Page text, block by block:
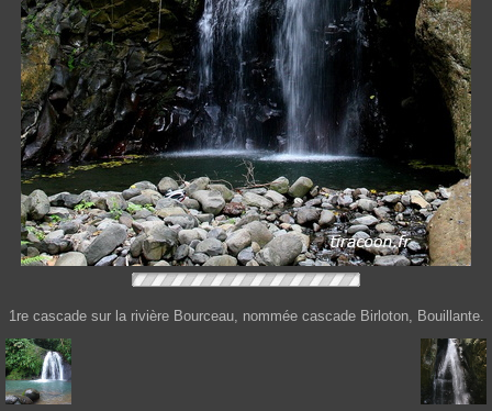
1re cascade sur la rivière Bourceau, nommée cascade Birloton, Bouillante.